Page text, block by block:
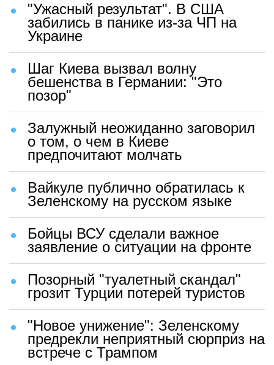
"Ужасный результат". В США
забились в панике из-за ЧП на
Украине
Шаг Киева вызвал волну
бешенства в Германии: "Это
позор"
Залужный неожиданно заговорил
о том, о чем в Киеве
предпочитают молчать
Вайкуле публично обратилась к
Зеленскому на русском языке
Бойцы ВСУ сделали важное
заявление о ситуации на фронте
Позорный "туалетный скандал"
грозит Турции потерей туристов
"Новое унижение": Зеленскому
предрекли неприятный сюрприз на
встрече с Трампом